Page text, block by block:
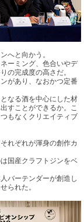
へと向かう。
ーミング、色合いやデ
の完成度の高さだ。
があり、なおかつ定番
なる酒を中心にした材
すことができるか。こ
もなくクリエイティブ
れぞれが渾身の創作カ
国産クラフトジンをベ
バーテンダーが創造し
られた。